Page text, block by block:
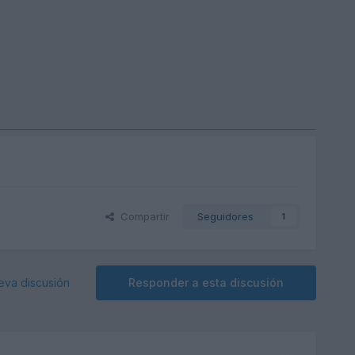
Compartir Seguidores 1
Responder a esta discusión
discusión